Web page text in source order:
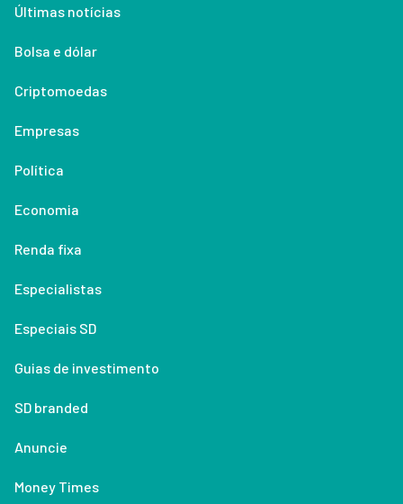
Últimas notícias
Bolsa e dólar
Criptomoedas
Empresas
Política
Economia
Renda fixa
Especialistas
Especiais SD
Guias de investimento
SD branded
Anuncie
Money Times